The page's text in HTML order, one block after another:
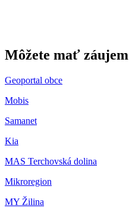
Môžete mať záujem
Geoportal obce
Mobis
Samanet
Kia
MAS Terchovská dolina
Mikroregion
MY Žilina